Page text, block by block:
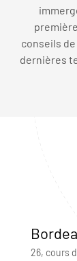
conseils
dernières
26, cours